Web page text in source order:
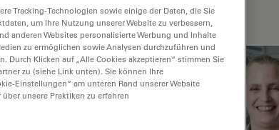
Tracking-Technologien sowie einige der Daten, die Sie
um Ihre Nutzung unserer Website zu verbessern,
anderen Websites personalisierte Werbung und Inhalte
zu ermöglichen sowie Analysen durchzuführen und
Durch Klicken auf „Alle Cookies akzeptieren“ stimmen Sie
zu (siehe Link unten). Sie können Ihre
Einstellungen“ am unteren Rand unserer Website
unsere Praktiken zu erfahren